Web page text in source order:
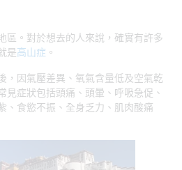
區。對於想去的人來說，確實有許多
是高山症 。
，因氣壓差異、氧氣含量低及空氣乾
見症狀包括頭痛、頭暈、呼吸急促、
、食慾不振、全身乏力、肌肉酸痛